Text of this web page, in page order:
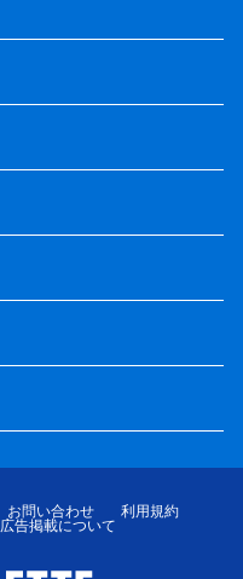
お問い合わせ
利用規約
広告掲載について